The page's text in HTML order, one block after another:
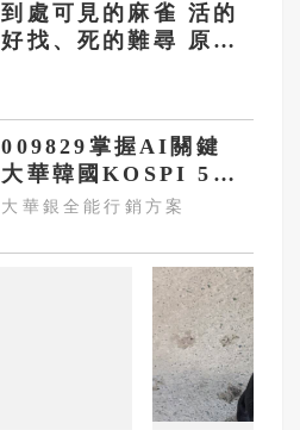
到處可見的麻雀 活的
好找、死的難尋 原是
009829掌握AI關鍵
大華韓國KOSPI 50
今強勢開募
大華銀全能行銷方案